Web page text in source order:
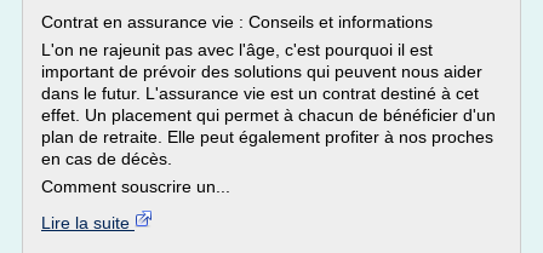
Contrat en assurance vie : Conseils et informations
L'on ne rajeunit pas avec l'âge, c'est pourquoi il est
important de prévoir des solutions qui peuvent nous aider
dans le futur. L'assurance vie est un contrat destiné à cet
effet. Un placement qui permet à chacun de bénéficier d'un
plan de retraite. Elle peut également profiter à nos proches
en cas de décès.
Comment souscrire un...
Lire la suite